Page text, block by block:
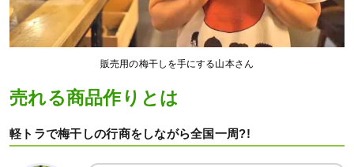
販売用の梅干しを手にする山本さん
売れる商品作りとは
軽トラで梅干しの行商をしながら全国一周?!